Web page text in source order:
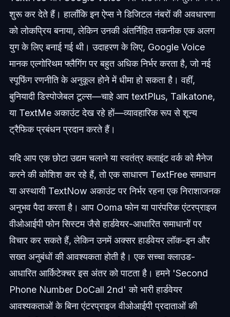
शुरू कर देते हैं। हालाँकि इन ऐप्स ने डिजिटल नंबरों की अवधारणा
को लोकप्रिय बनाया, लेकिन उनकी अंतर्निहित तकनीक एक अलग
युग के लिए बनाई गई थी। उदाहरण के लिए, Google Voice
मानक एल्गोरिथम फ्लैगिंग पर बहुत अधिक निर्भर करता है, जो नई
स्पूफिंग रणनीति के अनुकूल होने में धीमा हो सकता है। वहीं,
बुनियादी डिस्पोजेबल टूल्स—चाहे आप textPlus, Talkatone,
या TextMe अकाउंट देख रहे हों—व्यावहारिक रूप से शून्य
ट्रैफिक प्रबंधन प्रदान करते हैं।
यदि आप एक छोटा उद्यम चलाने या स्वतंत्र क्लाइंट वर्क को मैनेज
करने की कोशिश कर रहे हैं, तो एक साधारण TextFree समाधान
या अस्थायी TextNow अकाउंट पर निर्भर रहना एक निराशाजनक
अनुभव पैदा करता है। आप Ooma फोन या पारंपरिक एंटरप्राइज
वीओआईपी फोन सिस्टम जैसे हार्डवेयर-आधारित समाधानों पर
विचार कर सकते हैं, लेकिन उनमें अक्सर हार्डवेयर लॉक-इन और
सख्त अनुबंधों की आवश्यकता होती है। एक सच्चा क्लाउड-
आधारित आर्किटेक्चर इस अंतर को पाटता है। हमने 'Second
Phone Number DoCall 2nd' को भारी हार्डवेयर
आवश्यकताओं के बिना एंटरप्राइज वीओआईपी प्रदाताओं की